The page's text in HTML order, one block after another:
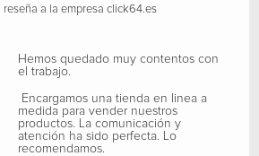
reseña a la empresa click64.es
Hemos quedado muy contentos con
el trabajo.
Encargamos una tienda en linea a
medida para vender nuestros
productos. La comunicación y
atención ha sido perfecta. Lo
recomendamos.